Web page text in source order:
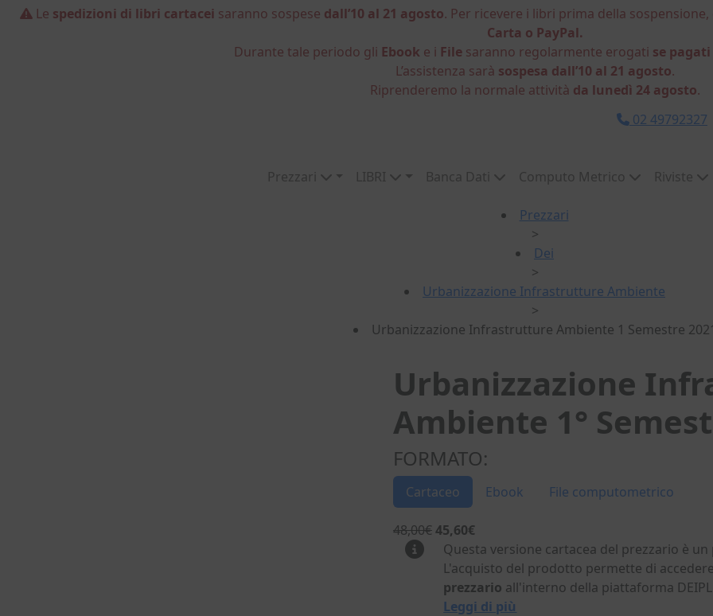
Le spedizioni di libri cartacei saranno sospese dall’10 al 21 agosto. Per ricevere i libri prima della
Carta o PayPal.
Durante tale periodo gli Ebook e i File saranno regolarmente erogati se
L’assistenza sarà sospesa dall’10 al 21 agosto.
Riprenderemo la normale attività da lunedì 24 agosto.
02 49792327
Prezzari LIBRI Banca Dati Computo Metrico Riviste
Prezzari
>
Dei
>
Urbanizzazione Infrastrutture Ambiente
>
Urbanizzazione Infrastrutture Ambiente 1 Semestre
Urbanizzazione
Ambiente 1°
FORMATO:
Cartaceo Ebook File computometrico
48,00€45,60€
Questa versione cartacea del prezzario è
L'acquisto del prodotto permette di
prezzario all'interno della piattaforma
Leggi di più